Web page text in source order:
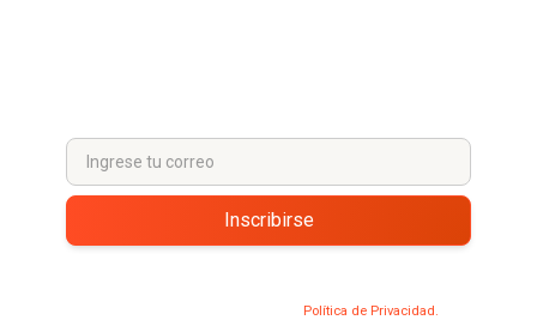
Política de Privacidad.